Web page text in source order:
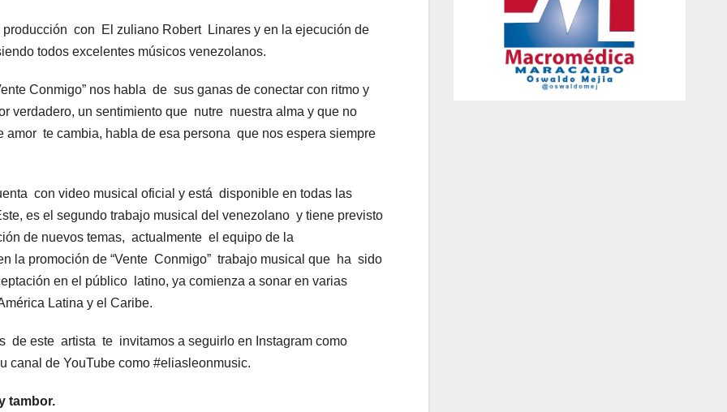
con El zuliano Robert Linares y en la ejecución de
todos excelentes músicos venezolanos.
Conmigo” nos habla de sus ganas de conectar con ritmo y
verdadero, un sentimiento que nutre nuestra alma y que no
amor te cambia, habla de esa persona que nos espera siempre
con video musical oficial y está disponible en todas las
es el segundo trabajo musical del venezolano y tiene previsto
de nuevos temas, actualmente el equipo de la
la promoción de “Vente Conmigo” trabajo musical que ha sido
en el público latino, ya comienza a sonar en varias
Latina y el Caribe.
de este artista te invitamos a seguirlo en Instagram como
canal de YouTube como #eliasleonmusic.
tambor.